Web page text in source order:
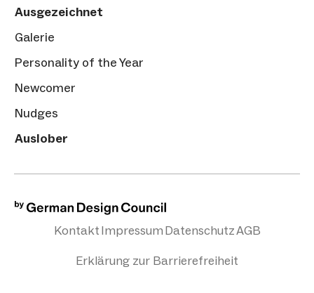
Ausgezeichnet
Galerie
Personality of the Year
Newcomer
Nudges
Auslober
KontaktImpressumDatenschutzAGB
Erklärung zur Barrierefreiheit